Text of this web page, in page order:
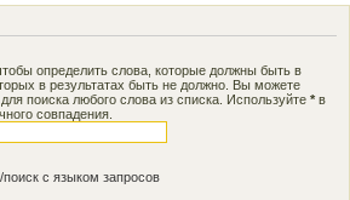
чтобы определить слова, которые должны быть в
в результатах быть не должно. Вы можете
для поиска любого слова из списка. Используйте * в
совпадения.
с языком запросов